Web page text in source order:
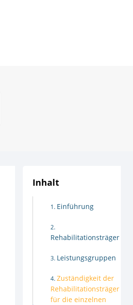
Inhalt
Einführung
Rehabilitationsträger
Leistungsgruppen
Zuständigkeit der
Rehabilitationsträger
für die einzelnen